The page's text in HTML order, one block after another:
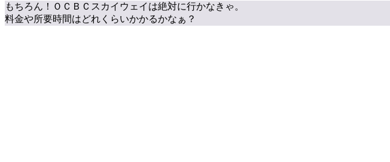
もちろん！ＯＣＢＣスカイウェイは絶対に行かなきゃ。
料金や所要時間はどれくらいかかるかなぁ？